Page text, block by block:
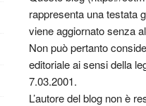
rappresenta una testata
viene aggiornato senza
Non può pertanto
editoriale ai sensi della
7.03.2001.
L’autore del blog non è